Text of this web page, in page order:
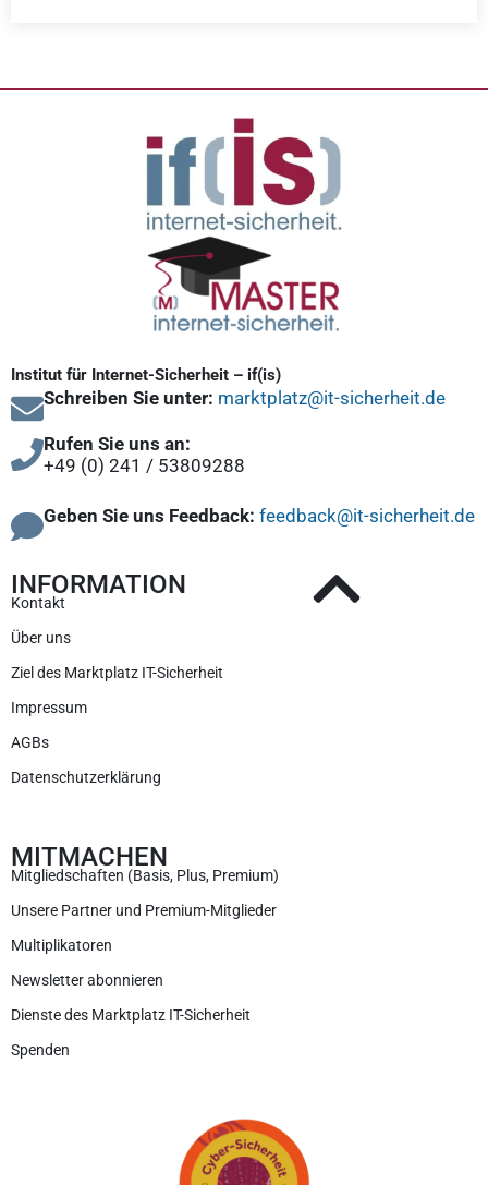
Institut für Internet-Sicherheit – if(is)
Schreiben Sie unter: marktplatz@it-sicherheit.de
Rufen Sie uns an:
+49 (0) 241 / 53809288
Geben Sie uns Feedback: feedback@it-sicherheit.de
INFORMATION
Kontakt
Über uns
Ziel des Marktplatz IT-Sicherheit
Impressum
AGBs
Datenschutzerklärung
MITMACHEN
Mitgliedschaften (Basis, Plus, Premium)
Unsere Partner und Premium-Mitglieder
Multiplikatoren
Newsletter abonnieren
Dienste des Marktplatz IT-Sicherheit
Spenden